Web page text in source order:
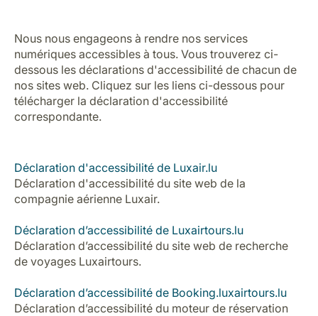
LuxairGroup
Nous nous engageons à rendre nos services
numériques accessibles à tous. Vous trouverez ci-
dessous les déclarations d'accessibilité de chacun de
nos sites web. Cliquez sur les liens ci-dessous pour
télécharger la déclaration d'accessibilité
correspondante.
Déclaration d'accessibilité de Luxair.lu
Déclaration d'accessibilité du site web de la
compagnie aérienne Luxair.
Déclaration d’accessibilité de Luxairtours.lu
Déclaration d’accessibilité du site web de recherche
de voyages Luxairtours.
Déclaration d’accessibilité de Booking.luxairtours.lu
Déclaration d’accessibilité du moteur de réservation